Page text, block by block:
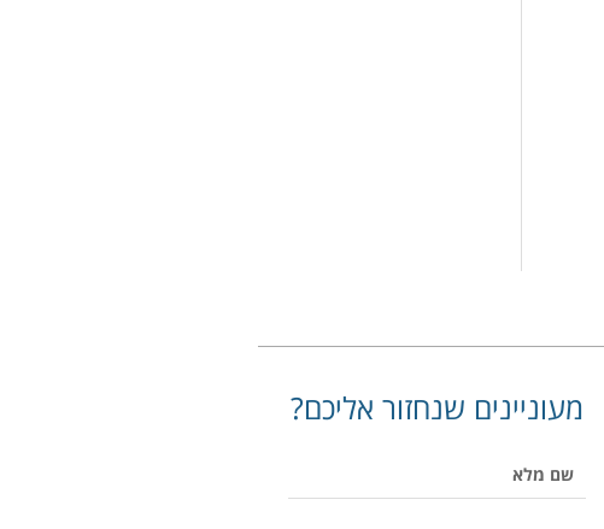
מעוניינים שנחזור אליכם?